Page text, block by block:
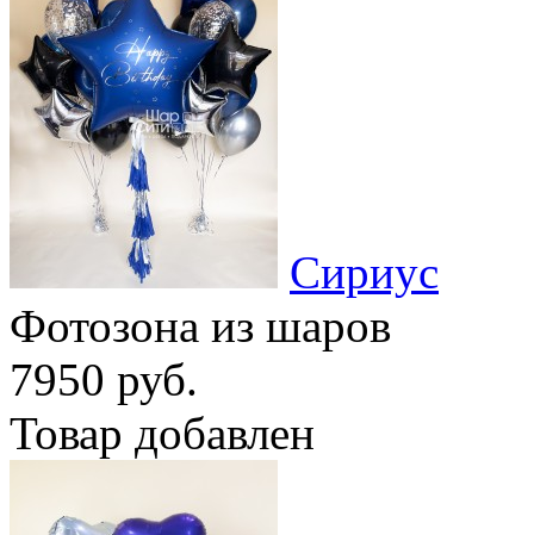
Сириус
Фотозона из шаров
7950 руб.
Товар добавлен